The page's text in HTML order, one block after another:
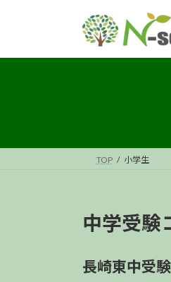
ン
ー
TOP 小学生
中学受験
長崎東中受験